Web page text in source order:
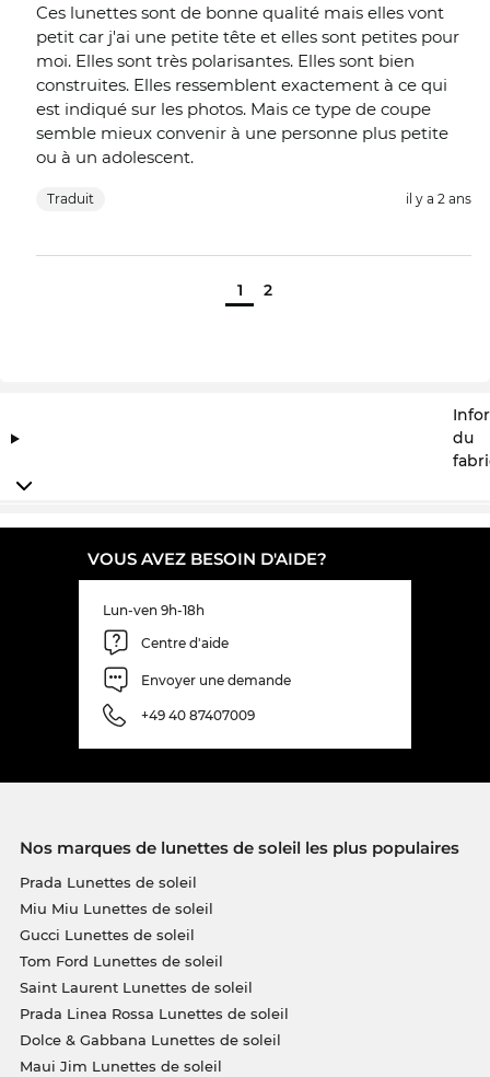
Ces lunettes sont de bonne qualité mais elles vont
petit car j'ai une petite tête et elles sont petites pour
moi. Elles sont très polarisantes. Elles sont bien
construites. Elles ressemblent exactement à ce qui
est indiqué sur les photos. Mais ce type de coupe
semble mieux convenir à une personne plus petite
ou à un adolescent.
Traduit il y a 2 ans
1 2
du
VOUS AVEZ BESOIN D'AIDE?
Lun-ven 9h-18h
Centre d'aide
Envoyer une demande
+49 40 87407009
Nos marques de lunettes de soleil les plus populaires
Prada Lunettes de soleil
Miu Miu Lunettes de soleil
Gucci Lunettes de soleil
Tom Ford Lunettes de soleil
Saint Laurent Lunettes de soleil
Prada Linea Rossa Lunettes de soleil
Dolce & Gabbana Lunettes de soleil
Maui Jim Lunettes de soleil